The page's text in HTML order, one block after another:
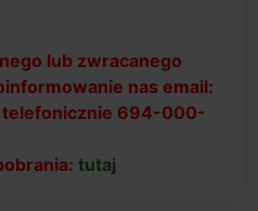
lub zwracanego
nas email:
telefonicznie 694-000-
tutaj